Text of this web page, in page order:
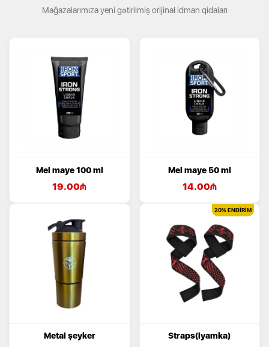
Mağazalarımıza yeni gətirilmiş orijinal idman qidaları
Mel maye 100 ml
19.00₼
Mel maye 50 ml
14.00₼
Metal şeyker
20%ENDİRİM
Straps(lyamka)